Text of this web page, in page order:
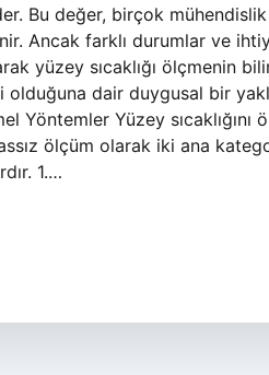
Bu değer, birçok
Ancak farklı durumlar ve
yüzey sıcaklığı ölçmenin
dair duygusal bir
Yöntemler Yüzey
ölçüm olarak iki ana
1.…